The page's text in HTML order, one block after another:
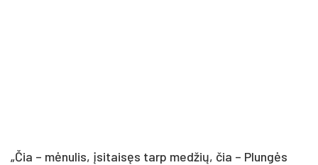
„Čia – mėnulis, įsitaisęs tarp medžių, čia – Plungės